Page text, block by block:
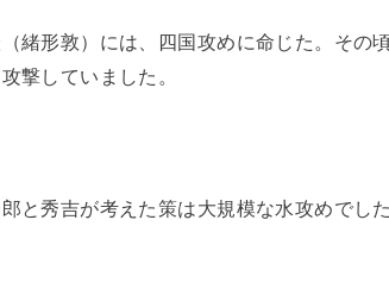
緒形敦）には、四国攻めに命じた。その
撃していました。
と秀吉が考えた策は大規模な水攻めでし